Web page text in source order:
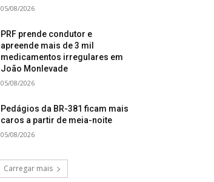
05/08/2026
PRF prende condutor e
apreende mais de 3 mil
medicamentos irregulares em
João Monlevade
05/08/2026
Pedágios da BR-381 ficam mais
caros a partir de meia-noite
05/08/2026
Carregar mais